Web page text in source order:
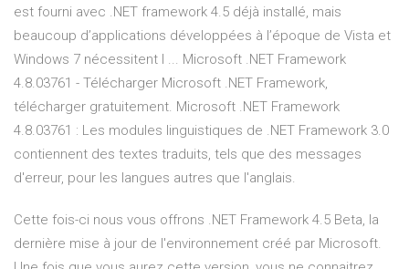
est fourni avec .NET framework 4.5 déjà installé, mais
beaucoup d’applications développées à l’époque de Vista et
Windows 7 nécessitent l ... Microsoft .NET Framework
4.8.03761 - Télécharger Microsoft .NET Framework,
télécharger gratuitement. Microsoft .NET Framework
4.8.03761 : Les modules linguistiques de .NET Framework 3.0
contiennent des textes traduits, tels que des messages
d'erreur, pour les langues autres que l'anglais.
Cette fois-ci nous vous offrons .NET Framework 4.5 Beta, la
dernière mise à jour de l'environnement créé par Microsoft.